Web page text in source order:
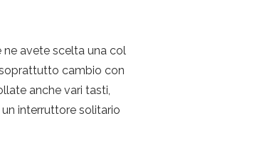
avete scelta una col
cambio con
anche vari tasti,
interruttore solitario